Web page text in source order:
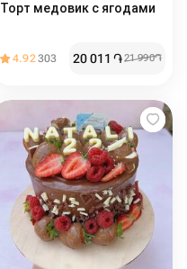
Торт медовик с ягодами
4.92303 20 011 ֏21 990֏